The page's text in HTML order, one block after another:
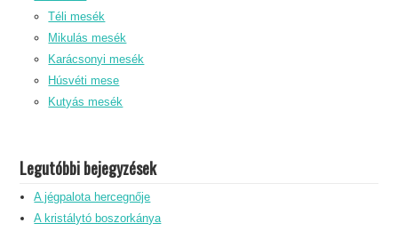
Téli mesék
Mikulás mesék
Karácsonyi mesék
Húsvéti mese
Kutyás mesék
Legutóbbi bejegyzések
A jégpalota hercegnője
A kristálytó boszorkánya